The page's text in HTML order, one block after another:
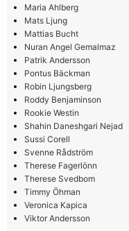
Maria Ahlberg
Mats Ljung
Mattias Bucht
Nuran Angel Gemalmaz
Patrik Andersson
Pontus Bäckman
Robin Ljungsberg
Roddy Benjaminson
Rookie Westin
Shahin Daneshgari Nejad
Sussi Corell
Svenne Rådström
Therese Fagerlönn
Therese Svedbom
Timmy Öhman
Veronica Kapica
Viktor Andersson